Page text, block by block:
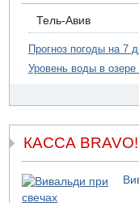
07.08.2026 20:41
Ynet: "Хизбалла"
силам ЦАХАЛ
ДТП в Ашдоде:
Иерусалиме
Подозреваемый в
Дахан
Тель-Авив
Прогноз погоды на 7
Уровень воды в озере
КАССА